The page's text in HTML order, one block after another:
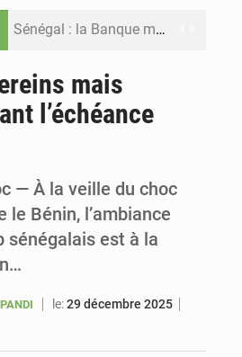
Sénégal : la Banque mondiale annonce un financement de 340 milliards FCFA pour soutenir les priorités de la Vision Sénégal 2050
Sénégal : les subventions à l’énergie bondissent à 729 milliards FCFA pour contenir les prix des carburants et de l’électricité
Sénégal : Ousmane Diagne prêtera serment le 11 août comme président du Conseil constitutionnel
mais
l’échéance
— À la veille du choc
le Bénin, l’ambiance
sénégalais est à la
le:29 décembre 2025